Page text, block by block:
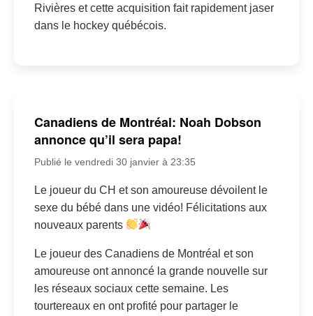
Rivières et cette acquisition fait rapidement jaser
dans le hockey québécois.
Canadiens de Montréal: Noah Dobson
annonce qu’il sera papa!
Publié le vendredi 30 janvier à 23:35
Le joueur du CH et son amoureuse dévoilent le
sexe du bébé dans une vidéo! Félicitations aux
nouveaux parents
Le joueur des Canadiens de Montréal et son
amoureuse ont annoncé la grande nouvelle sur
les réseaux sociaux cette semaine. Les
tourtereaux en ont profité pour partager le